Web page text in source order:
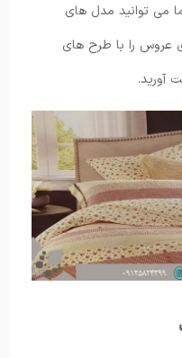
می توانید مدل های
عروس را با طرح های
آورید.